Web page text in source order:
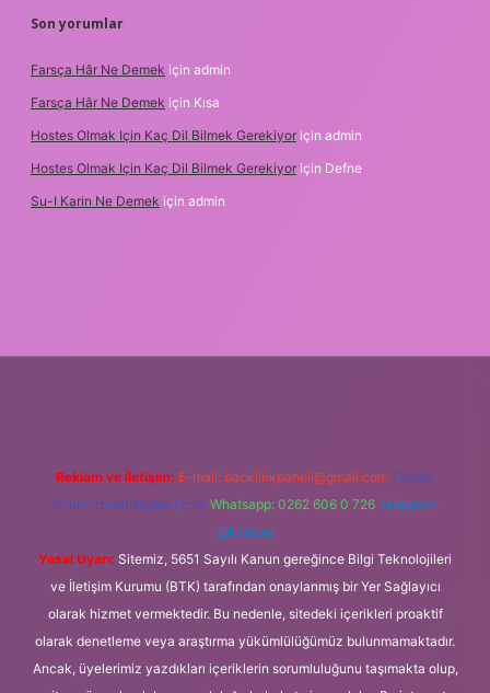
Son yorumlar
Farsça Hâr Ne Demek için admin
Farsça Hâr Ne Demek için Kısa
Hostes Olmak Için Kaç Dil Bilmek Gerekiyor için admin
Hostes Olmak Için Kaç Dil Bilmek Gerekiyor için Defne
Su-I Karin Ne Demek için admin
Reklam ve İletişim: E-mail: backlinkpaneli@gmail.com Teams:
forumhizmeti@gmail.com Whatsapp: 0262 606 0 726 Telegram:
@karabul
Yasal Uyarı: Sitemiz, 5651 Sayılı Kanun gereğince Bilgi Teknolojileri
ve İletişim Kurumu (BTK) tarafından onaylanmış bir Yer Sağlayıcı
olarak hizmet vermektedir. Bu nedenle, sitedeki içerikleri proaktif
olarak denetleme veya araştırma yükümlülüğümüz bulunmamaktadır.
Ancak, üyelerimiz yazdıkları içeriklerin sorumluluğunu taşımakta olup,